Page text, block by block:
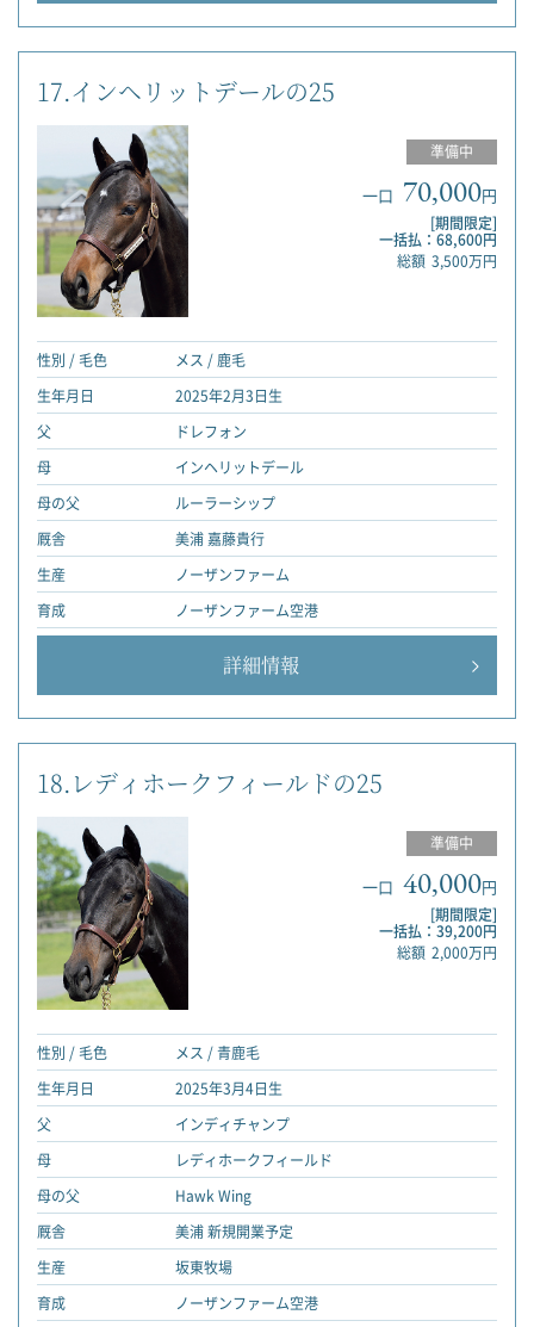
17.インヘリットデールの25
準備中
一口 70,000円
[期間限定]
一括払：68,600円
総額 3,500万円
性別 / 毛色
メス / 鹿毛
生年月日
2025年2月3日生
父
ドレフォン
母
インヘリットデール
母の父
ルーラーシップ
厩舎
美浦 嘉藤貴行
生産
ノーザンファーム
育成
ノーザンファーム空港
詳細情報
18.レディホークフィールドの25
準備中
一口 40,000円
[期間限定]
一括払：39,200円
総額 2,000万円
性別 / 毛色
メス / 青鹿毛
生年月日
2025年3月4日生
父
インディチャンプ
母
レディホークフィールド
母の父
Hawk Wing
厩舎
美浦 新規開業予定
生産
坂東牧場
育成
ノーザンファーム空港